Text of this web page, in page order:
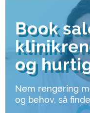
Book
og
Nem rengøring
og behov, så